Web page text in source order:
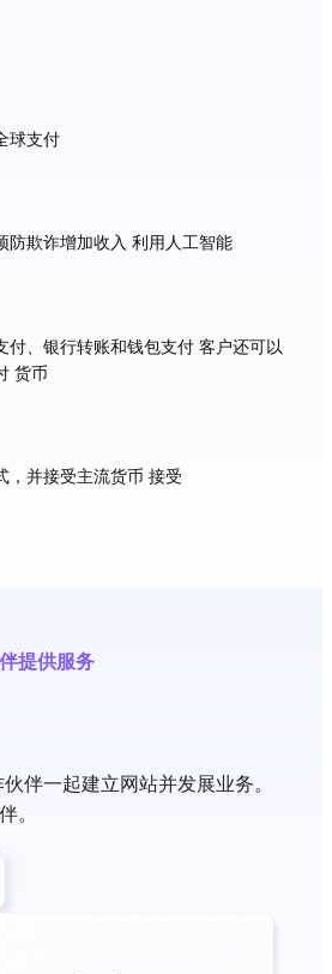
球支付
防欺诈增加收入 利用人工智能
付、银行转账和钱包支付 客户还可以
货币
，并接受主流货币 接受
提供服务
伴一起建立网站并发展业务。
。